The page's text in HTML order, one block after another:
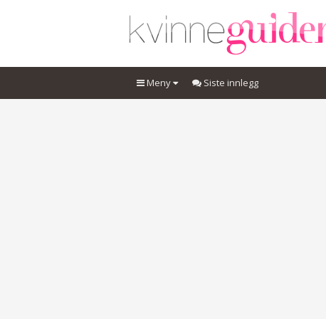
Meny Siste innlegg